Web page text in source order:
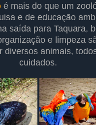
é mais do que um
e de educação
saída para Taquara,
e limpeza
diversos animais,
cuidados.